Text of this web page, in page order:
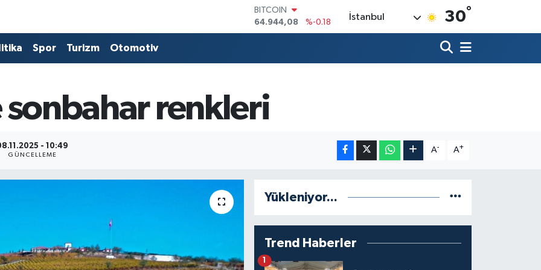
BITCOIN
64.944,08
%-0.18
DOLAR
64,4811
GRAM ALTIN
6660.55
İstanbul 30°
Spor Turizm Otomotiv
sonbahar renkleri
- 10:49
GÜNCELLEME
A- A+
Yükleniyor...
Trend Haberler
1